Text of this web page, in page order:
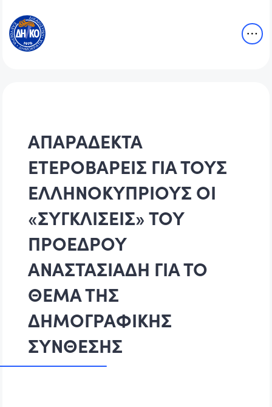
ΑΠΑΡΑΔΕΚΤΑ
ΕΤΕΡΟΒΑΡΕΙΣ ΓΙΑ ΤΟΥΣ
ΕΛΛΗΝΟΚΥΠΡΙΟΥΣ ΟΙ
«ΣΥΓΚΛΙΣΕΙΣ» ΤΟΥ
ΠΡΟΕΔΡΟΥ
ΑΝΑΣΤΑΣΙΑΔΗ ΓΙΑ ΤΟ
ΘΕΜΑ ΤΗΣ
ΔΗΜΟΓΡΑΦΙΚΗΣ
ΣΥΝΘΕΣΗΣ